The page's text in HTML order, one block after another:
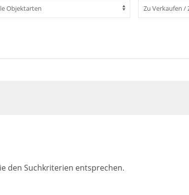
den Suchkriterien entsprechen.